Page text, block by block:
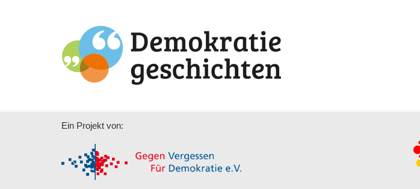
Ein Projekt von: